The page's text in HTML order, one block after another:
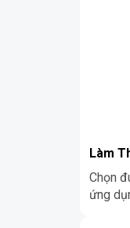
Làm
Chọn
ứng